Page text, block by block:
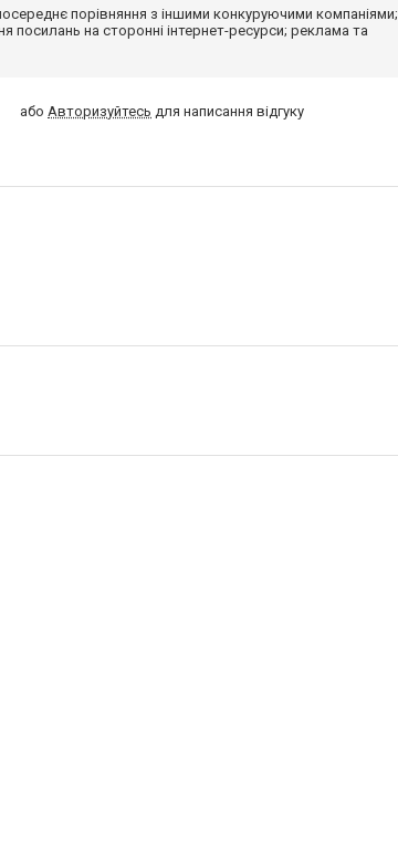
порівняння з іншими конкуруючими компаніями;
посилань на сторонні інтернет-ресурси; реклама та
абоАвторизуйтесь для написання відгуку